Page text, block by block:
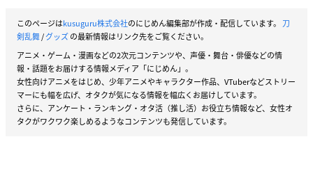
このページはkusuguru株式会社のにじめん編集部が作成・配信しています。 刀
剣乱舞/グッズの最新情報はリンク先をご覧ください。
アニメ・ゲーム・漫画などの2次元コンテンツや、声優・舞台・俳優などの情
報・話題をお届けする情報メディア「にじめん」。
女性向けアニメをはじめ、少年アニメやキャラクター作品、VTuberなどストリー
マーにも幅を広げ、オタクが気になる情報を幅広くお届けしています。
さらに、アンケート・ランキング・オタ活（推し活）お役立ち情報など、女性オ
タクがワクワク楽しめるようなコンテンツも発信しています。